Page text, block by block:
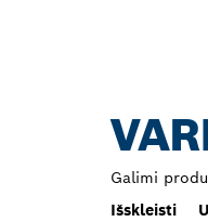
Galimi
Išskleisti